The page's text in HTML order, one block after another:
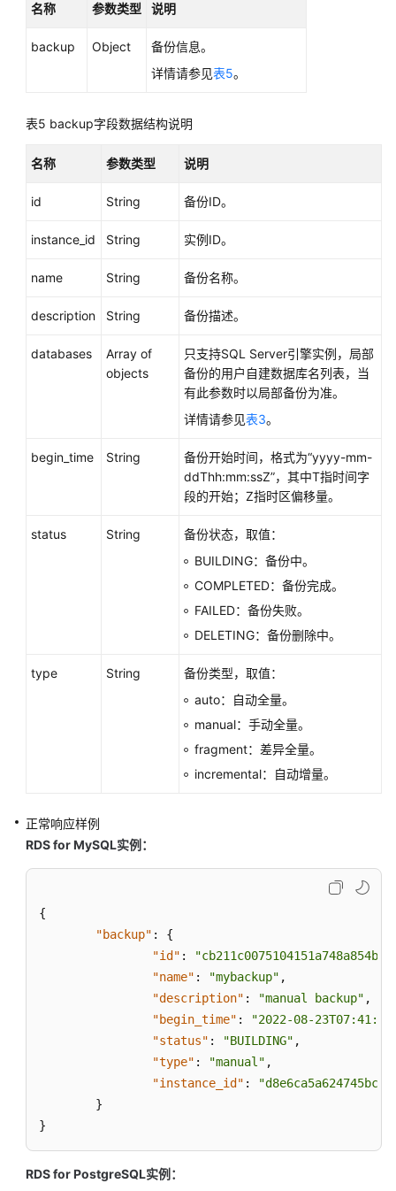
隆
参
坡
域）
用
指
区
参
域）
API
览
名称 参数类型 说明
backup Object
备份信息。
详情请参见表5。
表5 backup字段数据结构说明
名称 参数类型 说明
id String 备份ID。
instance_id String 实例ID。
name String 备份名称。
description String 备份描述。
databases
Array of
objects
只支持SQL Server引擎实例，局部
备份的用户自建数据库名列表，当
有此参数时以局部备份为准。
详情请参见表3。
begin_time String
备份开始时间，格式为“yyyy-mm-
ddThh:mm:ssZ”，其中T指时间字
段的开始；Z指时区偏移量。
status String
备份状态，取值：
BUILDING：备份中。
COMPLETED：备份完成。
FAILED：备份失败。
DELETING：备份删除中。
type String
备份类型，取值：
auto：自动全量。
manual：手动全量。
fragment：差异全量。
incremental：自动增量。
正常响应样例
RDS for MySQL实例：
{
"backup" :
{
"id" :
"name" : "mybackup" ,
"description" : "manual backup" ,
"begin_time" :
"2022-08-
"status" : "BUILDING" ,
"type" : "manual" ,
"instance_id" :
}
}
RDS for PostgreSQL实例：